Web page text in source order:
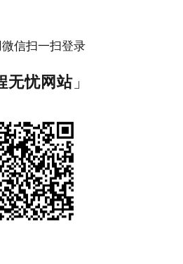
信扫一扫登录
无忧网站」